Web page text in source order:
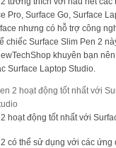
Pro, Surface Go, Surface
nhưng có hỗ trợ công
chiếc Surface Slim Pen 2
khuyên bạn
Surface Laptop Studio.
hoạt động tốt nhất với
có thể sử dụng với các ứng